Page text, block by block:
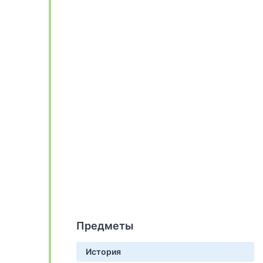
Предметы
История